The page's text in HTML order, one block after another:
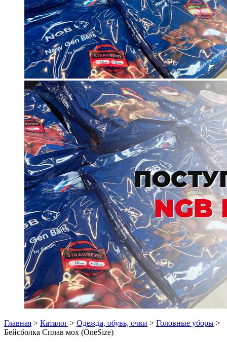
Главная > Каталог > Одежда, обувь, очки > Головные уборы >
Бейсболка Сплав мох (OneSize)